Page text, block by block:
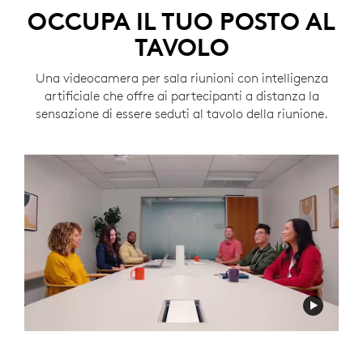
OCCUPA IL TUO POSTO AL
TAVOLO
Una videocamera per sala riunioni con intelligenza
artificiale che offre ai partecipanti a distanza la
sensazione di essere seduti al tavolo della riunione.